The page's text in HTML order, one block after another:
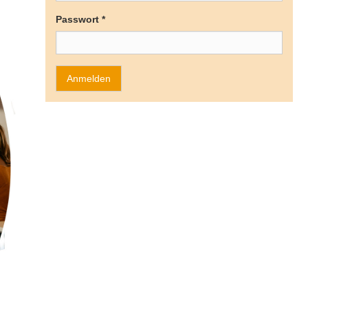
Passwort *
Anmelden